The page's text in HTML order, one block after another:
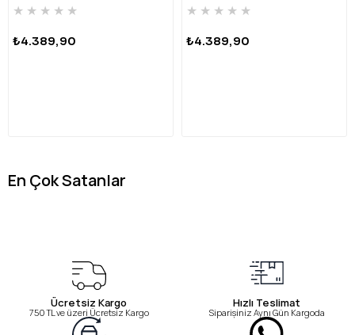
★ ★ ★ ★ ★
₺4.389,90
★ ★ ★ ★ ★
₺4.389,90
En Çok Satanlar
Ücretsiz Kargo
750 TL ve üzeri Ücretsiz Kargo
Hızlı Teslimat
Siparişiniz Aynı Gün Kargoda